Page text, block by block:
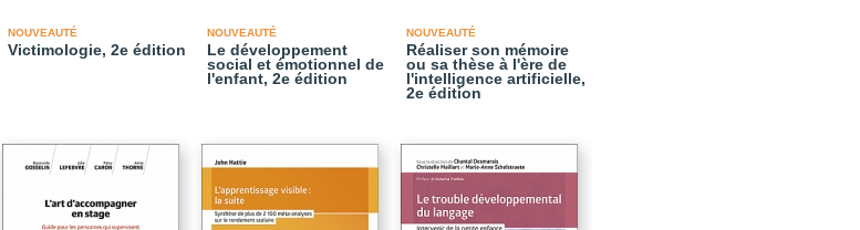
NOUVEAUTÉ
Victimologie, 2e édition
NOUVEAUTÉ
Le développement
social et émotionnel de
l'enfant, 2e édition
NOUVEAUTÉ
Réaliser son mémoire
ou sa thèse à l'ère de
l'intelligence artificielle,
2e édition